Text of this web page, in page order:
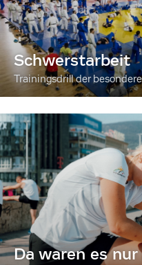
Schwerstarbeit
Trainingsdrill der
Da waren es